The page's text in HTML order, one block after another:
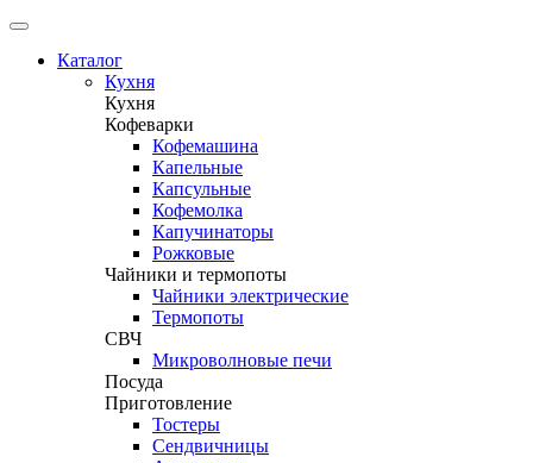
Каталог
Кухня
Кухня
Кофеварки
Кофемашина
Капельные
Капсульные
Кофемолка
Капучинаторы
Рожковые
Чайники и термопоты
Чайники электрические
Термопоты
СВЧ
Микроволновые печи
Посуда
Приготовление
Тостеры
Сендвичницы